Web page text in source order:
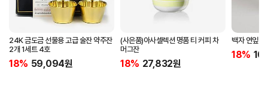
24K 금도금 선물용 고급 술잔 약주잔
2개 1세트 4호
18% 59,094원
(사은품)아사셀렉션 명품 티 커피 차
머그잔
18% 27,832원
백자 연잎
18%